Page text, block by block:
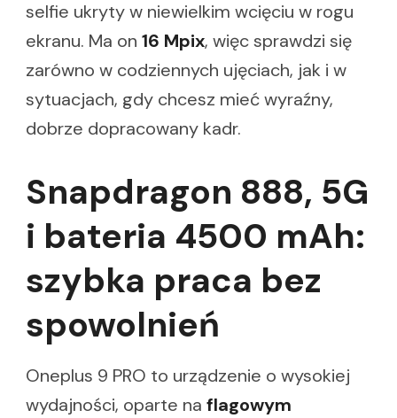
selfie ukryty w niewielkim wcięciu w rogu
ekranu. Ma on 16 Mpix, więc sprawdzi się
zarówno w codziennych ujęciach, jak i w
sytuacjach, gdy chcesz mieć wyraźny,
dobrze dopracowany kadr.
Snapdragon 888, 5G
i bateria 4500 mAh:
szybka praca bez
spowolnień
Oneplus 9 PRO to urządzenie o wysokiej
wydajności, oparte na flagowym